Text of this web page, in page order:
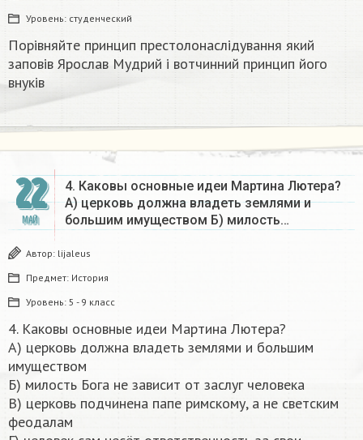
Уровень: студенческий
Порівняйте принцип престолонаслідування який
заповів Ярослав Мудрий і вотчинний принцип його
внуків
22
МАЙ
4. Каковы основные идеи Мартина Лютера?
А) церковь должна владеть землями и
большим имуществом Б) милость…
Автор: lijaleus
Предмет: История
Уровень: 5 - 9 класс
4. Каковы основные идеи Мартина Лютера?
А) церковь должна владеть землями и большим
имуществом
Б) милость Бога не зависит от заслуг человека
B) церковь подчинена папе римскому, а не светским
феодалам